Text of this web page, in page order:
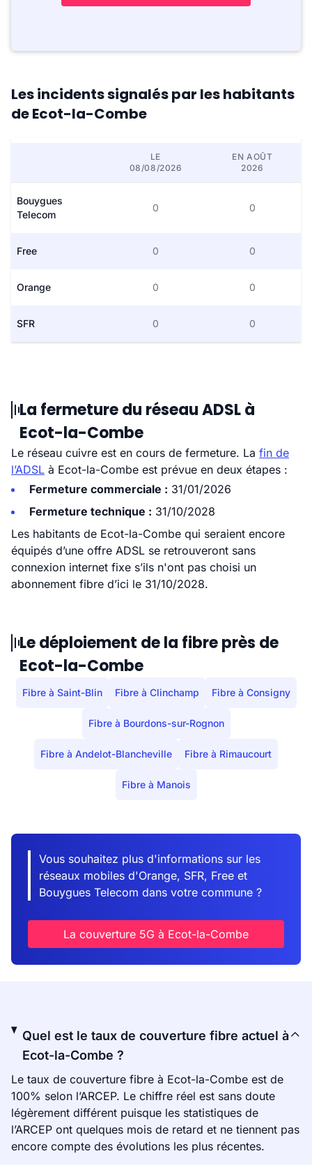
Les incidents signalés par les habitants
de Ecot-la-Combe
LE
08/08/2026
EN AOÛT
2026
Bouygues
Telecom
0 0
Free 0 0
Orange 0 0
SFR 0 0
La fermeture du réseau ADSL à
Ecot-la-Combe
Le réseau cuivre est en cours de fermeture. La fin de
l’ADSL à Ecot-la-Combe est prévue en deux étapes :
Fermeture commerciale : 31/01/2026
Fermeture technique : 31/10/2028
Les habitants de Ecot-la-Combe qui seraient encore
équipés d’une offre ADSL se retrouveront sans
connexion internet fixe s’ils n'ont pas choisi un
abonnement fibre d’ici le 31/10/2028.
Le déploiement de la fibre près de
Ecot-la-Combe
Fibre à Saint-Blin Fibre à Clinchamp Fibre à Consigny
Fibre à Bourdons-sur-Rognon
Fibre à Andelot-Blancheville Fibre à Rimaucourt
Fibre à Manois
Vous souhaitez plus d'informations sur les
réseaux mobiles d'Orange, SFR, Free et
Bouygues Telecom dans votre commune ?
La couverture 5G à Ecot-la-Combe
Quel est le taux de couverture fibre actuel à
Ecot-la-Combe ?
Le taux de couverture fibre à Ecot-la-Combe est de
100% selon l’ARCEP. Le chiffre réel est sans doute
légèrement différent puisque les statistiques de
l’ARCEP ont quelques mois de retard et ne tiennent pas
encore compte des évolutions les plus récentes.